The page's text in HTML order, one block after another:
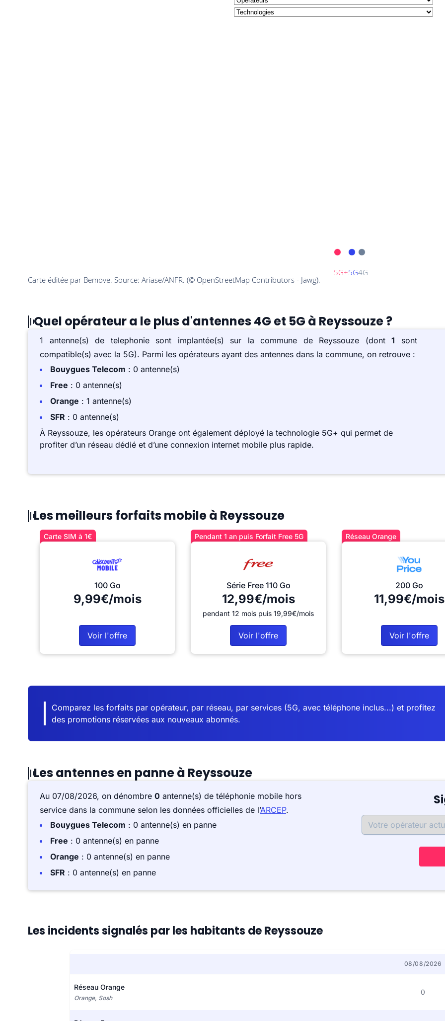
Quel opérateur a le plus d'antennes 4G et 5G à Reyssouze ?
1 antenne(s) de telephonie sont implantée(s) sur la commune de Reyssouze (dont1 sont
compatible(s) avec la 5G). Parmi les opérateurs ayant des antennes dans la commune, on retrouve :
Bouygues Telecom : 0 antenne(s)
Free : 0 antenne(s)
Orange : 1 antenne(s)
SFR : 0 antenne(s)
À Reyssouze, les opérateurs Orange ont également déployé la technologie 5G+ qui permet de
profiter d’un réseau dédié et d’une connexion internet mobile plus rapide.
Les meilleurs forfaits mobile à Reyssouze
Carte SIM à 1€
100 Go
9,99€/mois
Voir l'offre
Pendant 1 an puis Forfait Free 5G
Série Free 110 Go
12,99€/mois
pendant 12 mois puis 19,99€/mois
Voir l'offre
Réseau Orange
200 Go
11,99€/mois
Voir l'offre
Comparez les forfaits par opérateur, par réseau, par services (5G, avec téléphone inclus...) et profitez
des promotions réservées aux nouveaux abonnés.
Les antennes en panne à Reyssouze
Au 07/08/2026, on dénombre 0 antenne(s) de téléphonie mobile hors
service dans la commune selon les données officielles de l’ARCEP.
Bouygues Telecom : 0 antenne(s) en panne
Free : 0 antenne(s) en panne
Orange : 0 antenne(s) en panne
SFR : 0 antenne(s) en panne
Les incidents signalés par les habitants de Reyssouze
08/08/2026
Réseau Orange
Orange, Sosh
0